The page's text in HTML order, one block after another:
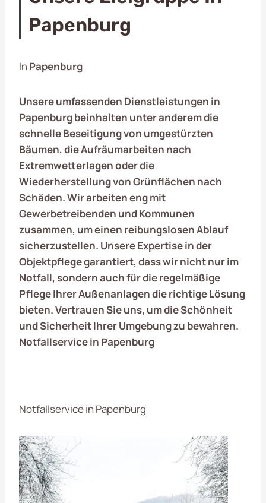
Papenburg
In Papenburg
Unsere umfassenden Dienstleistungen in
Papenburgbeinhalten unter anderem die
schnelle Beseitigung von umgestürzten
Bäumen, die Aufräumarbeiten nach
Extremwetterlagen oder die
Wiederherstellung von Grünflächen nach
Schäden. Wir arbeiten eng mit
Gewerbetreibenden und Kommunen
zusammen, um einen reibungslosen Ablauf
sicherzustellen. Unsere Expertise in der
Objektpflege garantiert, dass wir nicht nur im
Notfall, sondern auch für die regelmäßige
Pflege Ihrer Außenanlagen die richtige Lösung
bieten. Vertrauen Sie uns, um die Schönheit
und Sicherheit Ihrer Umgebung zu bewahren.
Notfallservice in Papenburg
Notfallservice in Papenburg